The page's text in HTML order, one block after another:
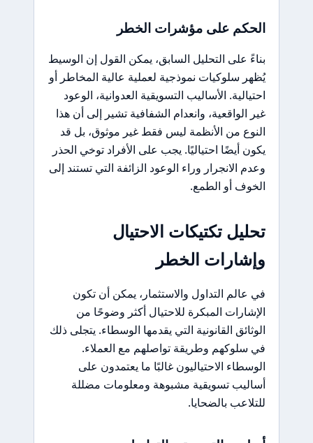
الحكم على مؤشرات الخطر
بناءً على التحليل السابق، يمكن القول إن الوسيط
يُظهر سلوكيات نموذجية لعملية عالية المخاطر أو
احتيالية. الأساليب التسويقية العدوانية، الوعود
غير الواقعية، وانعدام الشفافية تشير إلى أن هذا
النوع من الأنظمة ليس فقط غير موثوق، بل قد
يكون أيضًا احتياليًا. يجب على الأفراد توخي الحذر
وعدم الانجرار وراء الوعود الزائفة التي تستند إلى
الخوف أو الطمع.
تحليل تكتيكات الاحتيال
وإشارات الخطر
في عالم التداول والاستثمار، يمكن أن تكون
الإشارات المبكرة للاحتيال أكثر وضوحًا من
الوثائق القانونية التي يقدمها الوسطاء. يتجلى ذلك
في سلوكهم وطريقة تواصلهم مع العملاء.
الوسطاء الاحتياليون غالبًا ما يعتمدون على
أساليب تسويقية مشبوهة ومعلومات مضللة
للتلاعب بالضحايا.